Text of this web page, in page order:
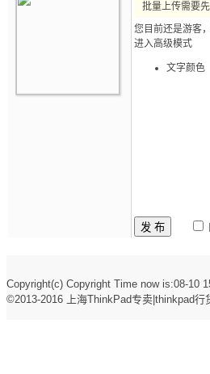
批量上传需要
您目前还是游客
进入高级模式
文字颜色
发 布
Copyright(c) Copyright Time now is:08-10
©2013-2016
上海ThinkPad专卖|thinkpad